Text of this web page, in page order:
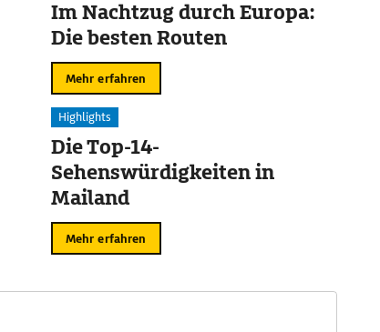
Im Nachtzug durch Europa:
Die besten Routen
Mehr erfahren
Highlights
Die Top-14-
Sehenswürdigkeiten in
Mailand
Mehr erfahren